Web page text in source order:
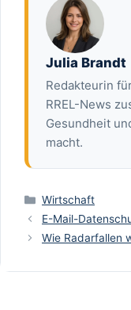
Julia Brandt
Redakteurin
RREL-News
Gesundheit
macht.
Kategorien
Wirtschaft
E-Mail-
Wie Radarfallen